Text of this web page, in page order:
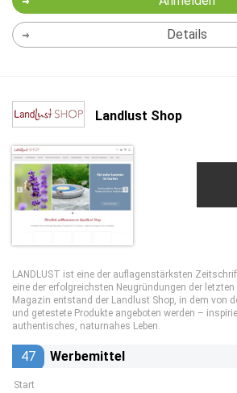
Details
Landlust Shop
LANDLUST ist eine der auflagenstärksten
eine der erfolgreichsten Neugründungen der
Magazin entstand der Landlust Shop, in dem von
und getestete Produkte angeboten werden –
authentisches, naturnahes Leben.
47 Werbemittel
Start